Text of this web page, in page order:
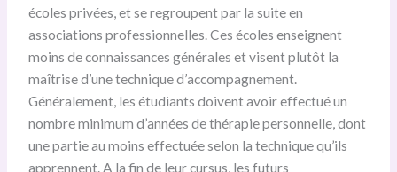
écoles privées, et se regroupent par la suite en
associations professionnelles. Ces écoles enseignent
moins de connaissances générales et visent plutôt la
maîtrise d’une technique d’accompagnement.
Généralement, les étudiants doivent avoir effectué un
nombre minimum d’années de thérapie personnelle, dont
une partie au moins effectuée selon la technique qu’ils
apprennent. A la fin de leur cursus, les futurs